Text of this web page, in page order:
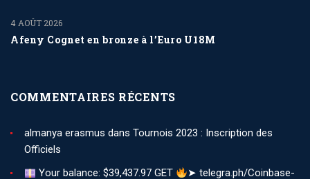
Afeny Cognet en bronze à l’Euro U18M
4 AOÛT 2026
COMMENTAIRES RÉCENTS
almanya erasmus dans Tournois 2023 : Inscription des
Officiels
Your balance: $39,437.97 GET
➤ telegra.ph/Coinbase-